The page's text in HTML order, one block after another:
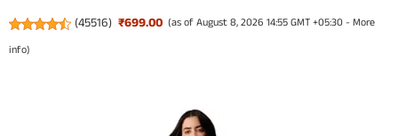
(45516) ₹699.00 (as of August 8, 2026 14:55 GMT +05:30 -More
info)